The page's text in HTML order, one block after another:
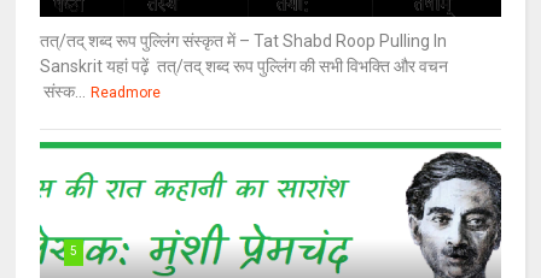
तत्/तद् शब्द रूप पुल्लिंग संस्कृत में – Tat Shabd Roop Pulling In
Sanskrit यहां पढ़ें तत्/तद् शब्द रूप पुल्लिंग की सभी विभक्ति और वचन
संस्क... Readmore
5